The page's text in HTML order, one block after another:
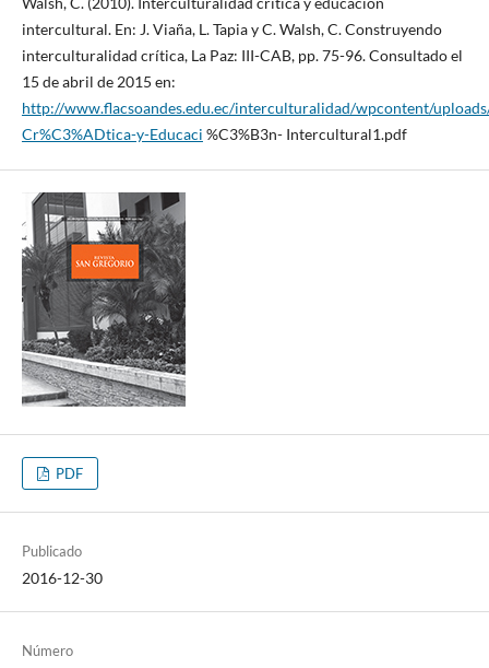
intercultural. En: J. Viaña, L. Tapia y C. Walsh, C. Construyendo
interculturalidad crítica, La Paz: III-CAB, pp. 75-96. Consultado el
15 de abril de 2015 en:
http://www.flacsoandes.edu.ec/interculturalidad/wpcontent/
Cr%C3%ADtica-y-Educaci %C3%B3n- Intercultural1.pdf
PDF
Publicado
2016-12-30
Número